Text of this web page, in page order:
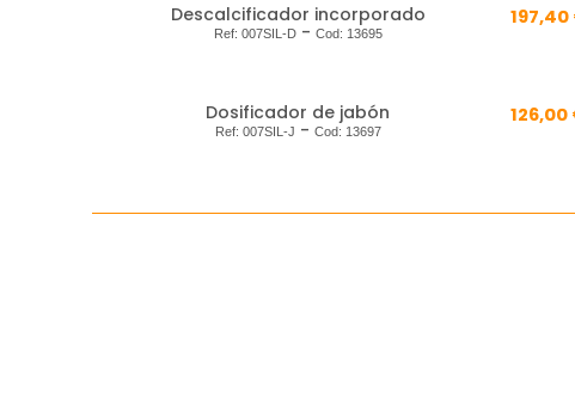
Descalcificador incorporado
Ref: 007SIL-D- Cod: 13695
197,40
Dosificador de jabón
Ref: 007SIL-J - Cod: 13697
126,00